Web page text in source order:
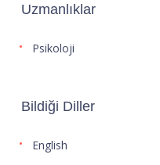
Uzmanlıklar
Psikoloji
Bildiği Diller
English